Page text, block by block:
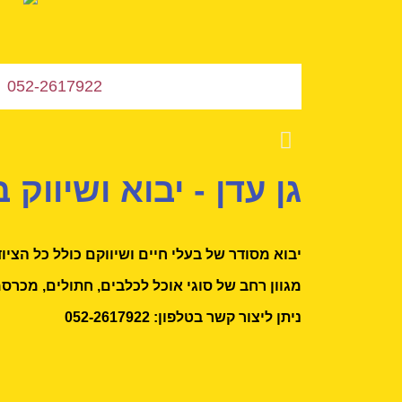
052-2617922
גן עדן - יבוא
יבוא מסודר של בעלי חיים ושיווקם כולל כל
מגוון רחב של סוגי אוכל לכלבים, חתולים,
ניתן ליצור קשר בטלפון: 052-2617922